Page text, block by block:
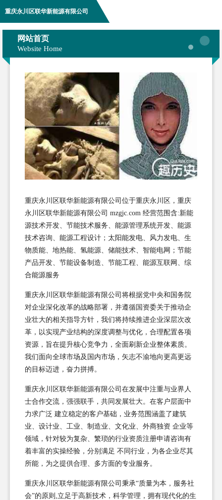
重庆永川区联华新能源有限公司
网站首页
Website Home
重庆永川区联华新能源有限公司位于重庆永川区，重庆
永川区联华新能源有限公司 mzgjc.com 经营范围含:新能
源技术开发、节能技术服务、能源管理系统开发、能源
技术咨询、能源工程设计；太阳能发电、风力发电、生
物质能、地热能、氢能源、储能技术、智能电网；节能
产品开发、节能设备制造、节能工程、能源互联网、综
合能源服务
重庆永川区联华新能源有限公司将根据党中央和国务院
对企业深化改革的战略部署，并遵循国资委关于推动企
业壮大的相关指导方针，我们将持续推进企业深层次改
革，以实现产业结构的深度调整与优化，合理配置各项
资源，旨在提升核心竞争力，全面刷新企业整体素质。
我们面向全球市场及国内市场，矢志不渝地向更高更远
的目标迈进，奋力拼搏。
重庆永川区联华新能源有限公司在发展中注重与业界人
士合作交流，强强联手，共同发展壮大。在客户层面中
力求广泛 建立稳定的客户基础，业务范围涵盖了建筑
业、设计业、工业、制造业、文化业、外商独资 企业等
领域，针对较为复杂、繁琐的行业资质注册申请咨询有
着丰富的实操经验，分别满足 不同行业，为各企业尽其
所能，为之提供合理、多方面的专业服务。
重庆永川区联华新能源有限公司秉承“质量为本，服务社
会”的原则,立足于高新技术，科学管理，拥有现代化的生